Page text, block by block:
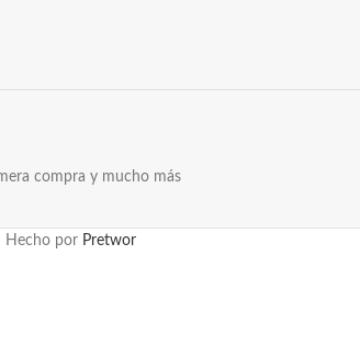
compra y mucho más
Hecho por Pretwor